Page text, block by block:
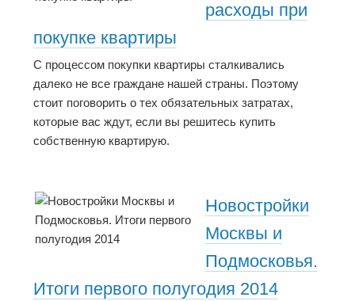
расходы при
покупке квартиры
С процессом покупки квартиры сталкивались
далеко не все граждане нашей страны. Поэтому
стоит поговорить о тех обязательных затратах,
которые вас ждут, если вы решитесь купить
собственную квартирую.
Новостройки
Москвы и
Подмосковья.
Итоги первого полугодия 2014